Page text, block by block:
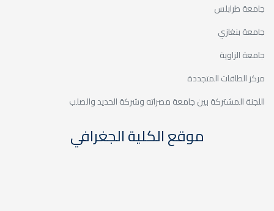
20
ديسمبر السابعة 2025
جامعة طرابلس
جامعة بنغازي
جامعة الزاوية
مركز الطاقات المتجددة
اللجنة المشتركة بين جامعة مصراته وشركة الحديد والصلب
موقع الكلية الجغرافي